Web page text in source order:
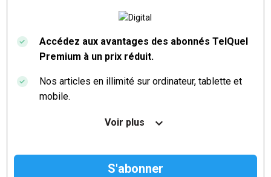
Accédez aux avantages des abonnés TelQuel
Premium à un prix réduit.
Nos articles en illimité sur ordinateur, tablette et
mobile.
Le magazine TelQuel en numérique avant la sortie
Des informations confidentielles résérvées aux
Voir plus